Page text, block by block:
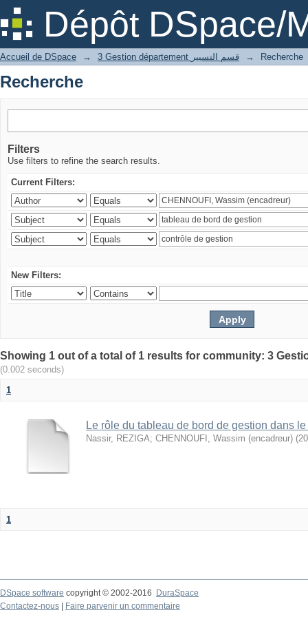
Dépôt DSpace/
Recherche
Accueil de DSpace → 3 Gestion département قسم التسيير → Recherche
Recherche
Filters
Use filters to refine the search results.
Current Filters:
New Filters:
(0.002 seconds)
1
Le rôle du tableau de bord de gestion dans
Nassir, REZIGA; CHENNOUFI, Wassim (encadreur) (
1
DSpace software copyright © 2002-2016
DuraSpace
Contactez-nous
Faire parvenir un commentaire